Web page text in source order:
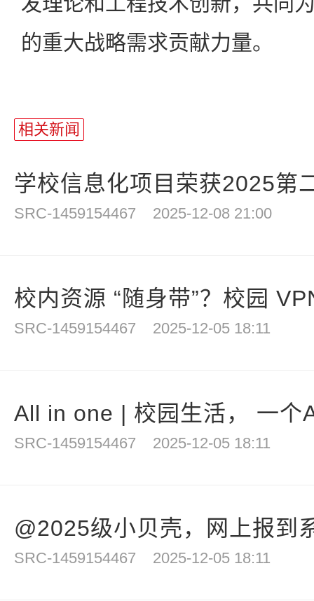
的重大战略需求贡献力量。
相关新闻
学校信息化项目荣获2025第
SRC-1459154467 2025-12-08 21:00
校内资源 “随身带”？校园
SRC-1459154467 2025-12-05 18:11
All in one | 校园生活， 一个
SRC-1459154467 2025-12-05 18:11
@2025级小贝壳，网上报到
SRC-1459154467 2025-12-05 18:11